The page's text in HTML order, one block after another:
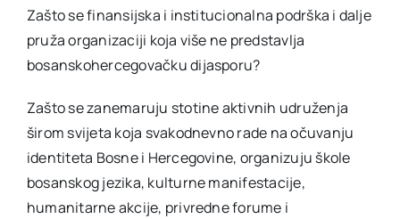
Zašto se finansijska i institucionalna podrška i dalje
pruža organizaciji koja više ne predstavlja
bosanskohercegovačku dijasporu?
Zašto se zanemaruju stotine aktivnih udruženja
širom svijeta koja svakodnevno rade na očuvanju
identiteta Bosne i Hercegovine, organizuju škole
bosanskog jezika, kulturne manifestacije,
humanitarne akcije, privredne forume i